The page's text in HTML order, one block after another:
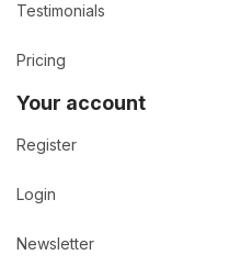
Testimonials
Pricing
Your account
Register
Login
Newsletter